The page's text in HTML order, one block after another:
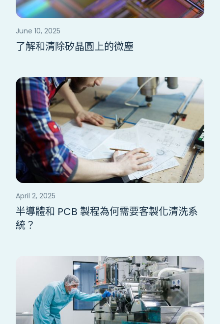
June 10, 2025
了解和清除矽晶圓上的微塵
April 2, 2025
半導體和 PCB 製程為何需要客製化清洗系
統？